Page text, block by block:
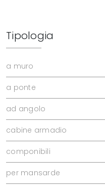
Tipologia
a muro
a ponte
ad angolo
cabine armadio
componibili
per mansarde